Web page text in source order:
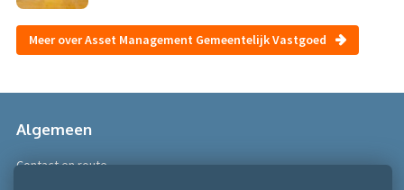
Meer over Asset Management Gemeentelijk Vastgoed
Algemeen
Contact en route